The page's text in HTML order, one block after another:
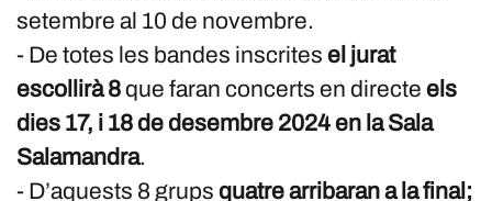
setembre al 10 de novembre.
- De totes les bandes inscrites el jurat
escollirà 8que faran concerts en directe els
dies 17, i 18 de desembre 2024 en la Sala
Salamandra.
- D’aquests 8 grups quatre arribaran a la final;